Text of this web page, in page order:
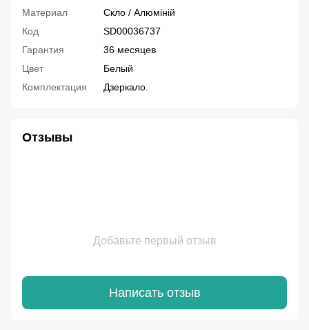
Материал
Скло / Алюміній
Код
SD00036737
Гарантия
36 месяцев
Цвет
Белый
Комплектация
Дзеркало.
Отзывы
Добавьте первый отзыв
Написать отзыв